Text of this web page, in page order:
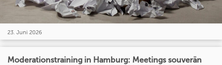
23. Juni 2026
Moderationstraining in Hamburg: Meetings souverän